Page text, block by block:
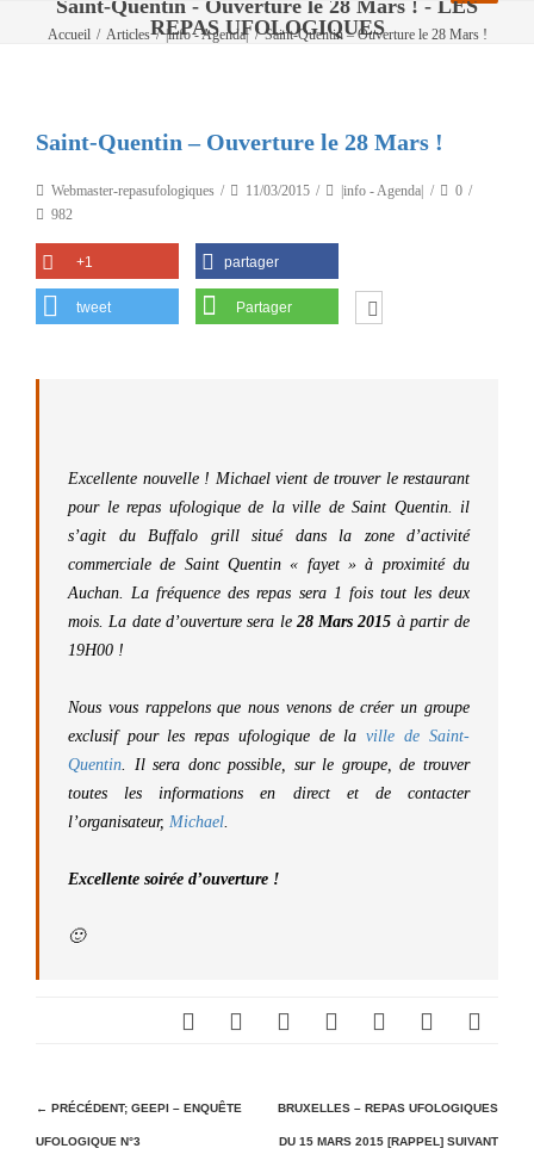
Saint-Quentin - Ouverture le 28 Mars ! - LES
REPAS UFOLOGIQUES
Accueil / Articles / |info - Agenda| / Saint-Quentin – Ouverture le 28 Mars !
Saint-Quentin – Ouverture le 28 Mars !
Webmaster-repasufologiques 11/03/2015 |info - Agenda|
0
982
+1 partager
tweet Partager
Excellente nouvelle ! Michael vient de trouver le restaurant
pour le repas ufologique de la ville de Saint Quentin. il
s’agit du Buffalo grill situé dans la zone d’activité
commerciale de Saint Quentin « fayet » à proximité du
Auchan. La fréquence des repas sera 1 fois tout les deux
mois. La date d’ouverture sera le 28 Mars 2015 à partir de
19H00 !
Nous vous rappelons que nous venons de créer un groupe
exclusif pour les repas ufologique de la ville de Saint-
Quentin. Il sera donc possible, sur le groupe, de trouver
toutes les informations en direct et de contacter
l’organisateur, Michael.
Excellente soirée d’ouverture !
🙂
N
a
← PRÉCÉDENT; GEEPI – ENQUÊTE
UFOLOGIQUE N°3
BRUXELLES – REPAS UFOLOGIQUES
DU 15 MARS 2015 [RAPPEL] SUIVANT